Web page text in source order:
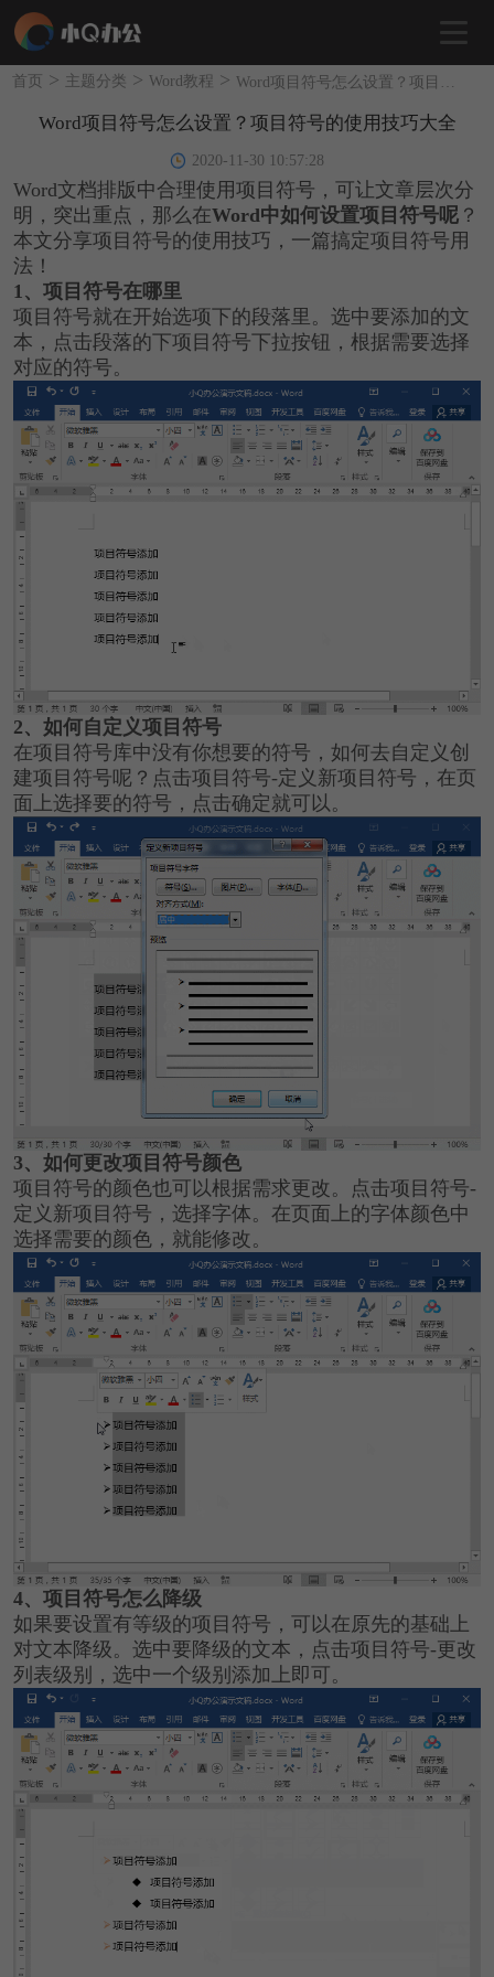
首页 > 主题分类 > Word教程 >
Word项目符号怎么设置？项目符号的使用技巧大全
2020-11-30 10:57:28
Word文档排版中合理使用项目符号，可让文章层次分
明，突出重点，那么在Word中如何设置项目符号呢？
本文分享项目符号的使用技巧，一篇搞定项目符号用
法！
1、项目符号在哪里
项目符号就在开始选项下的段落里。选中要添加的文
本，点击段落的下项目符号下拉按钮，根据需要选择
对应的符号。
2、如何自定义项目符号
在项目符号库中没有你想要的符号，如何去自定义创
建项目符号呢？点击项目符号-定义新项目符号，在页
面上选择要的符号，点击确定就可以。
3、如何更改项目符号颜色
项目符号的颜色也可以根据需求更改。点击项目符号-
定义新项目符号，选择字体。在页面上的字体颜色中
选择需要的颜色，就能修改。
4、项目符号怎么降级
如果要设置有等级的项目符号，可以在原先的基础上
对文本降级。选中要降级的文本，点击项目符号-更改
列表级别，选中一个级别添加上即可。